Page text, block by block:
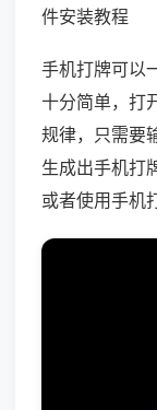
件安装教程
手机打牌可以
十分简单，打
规律，只需要
生成出手机打
或者使用手机